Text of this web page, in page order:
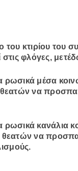
του κτιρίου
στις φλόγες,
ρωσικά μέσα
θεατών να
κανάλια
θεατών να